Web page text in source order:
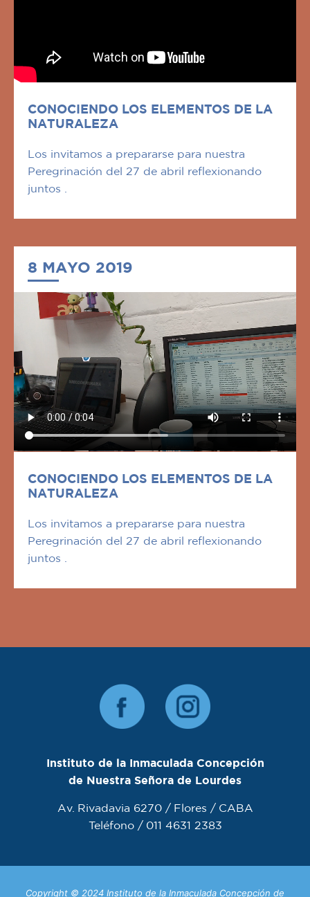
CONOCIENDO LOS ELEMENTOS DE LA
NATURALEZA
Los invitamos a prepararse para nuestra
Peregrinación del 27 de abril reflexionando
juntos .
8 MAYO 2019
CONOCIENDO LOS ELEMENTOS DE LA
NATURALEZA
Los invitamos a prepararse para nuestra
Peregrinación del 27 de abril reflexionando
juntos .
Instituto de la Inmaculada Concepción
de Nuestra Señora de Lourdes
Av. Rivadavia 6270 / Flores / CABA
Teléfono / 011 4631 2383
Copyright © 2024 Instituto de la Inmaculada Concepción de